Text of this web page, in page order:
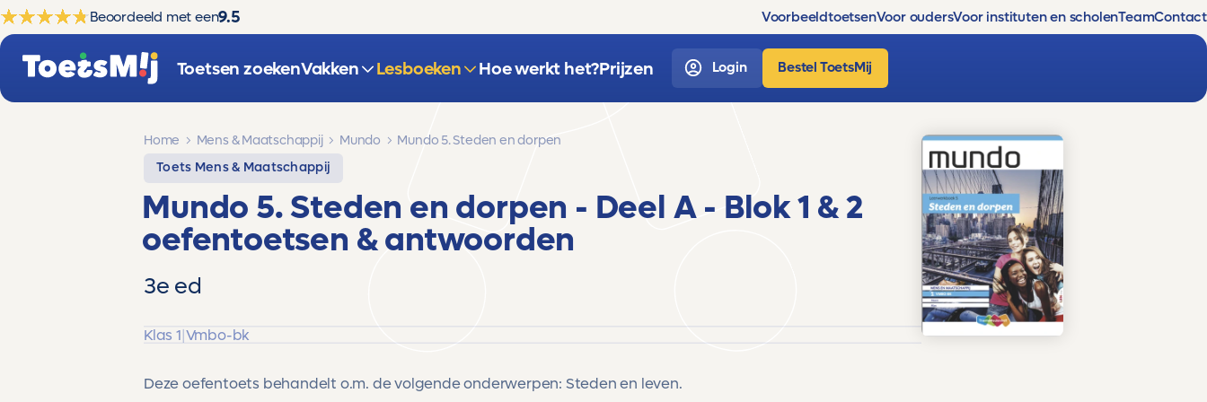
Beoordeeld met een9.5 VoorbeeldtoetsenVoor oudersVoor instituten en scholenTeamContact
Toetsen zoekenVakken Lesboeken Hoe werkt het?Prijzen Login Bestel ToetsMij
Home Mens & Maatschappij Mundo
Mundo 5. Steden en dorpen
Toets Mens & Maatschappij
Mundo 5. Steden en dorpen - Deel A - Blok 1 & 2
oefentoetsen & antwoorden
3e ed
Klas 1|Vmbo-bk
Deze oefentoets behandelt o.m. de volgende onderwerpen: Steden en leven.